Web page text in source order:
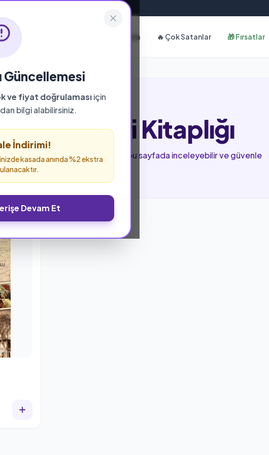
Güncellemesi
ve fiyat doğrulamasıiçin
bilgi alabilirsiniz.
İndirimi!
kasada anında %2 ekstra
Devam Et
Hakkımızda 🔥 Çok Satanlar 🎁 Fırsatlar
ve Eleştiri Kitaplığı
yayınevine ait tüm eserleri bu sayfada inceleyebilir ve güvenle